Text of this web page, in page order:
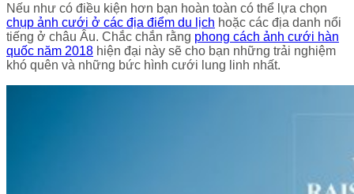
Nếu như có điều kiện hơn bạn hoàn toàn có thể lựa chọn
chụp ảnh cưới ở các địa điểm du lịch hoặc các địa danh nổi
tiếng ở châu Âu. Chắc chắn rằng phong cách ảnh cưới hàn
quốc năm 2018 hiện đại này sẽ cho bạn những trải nghiệm
khó quên và những bức hình cưới lung linh nhất.